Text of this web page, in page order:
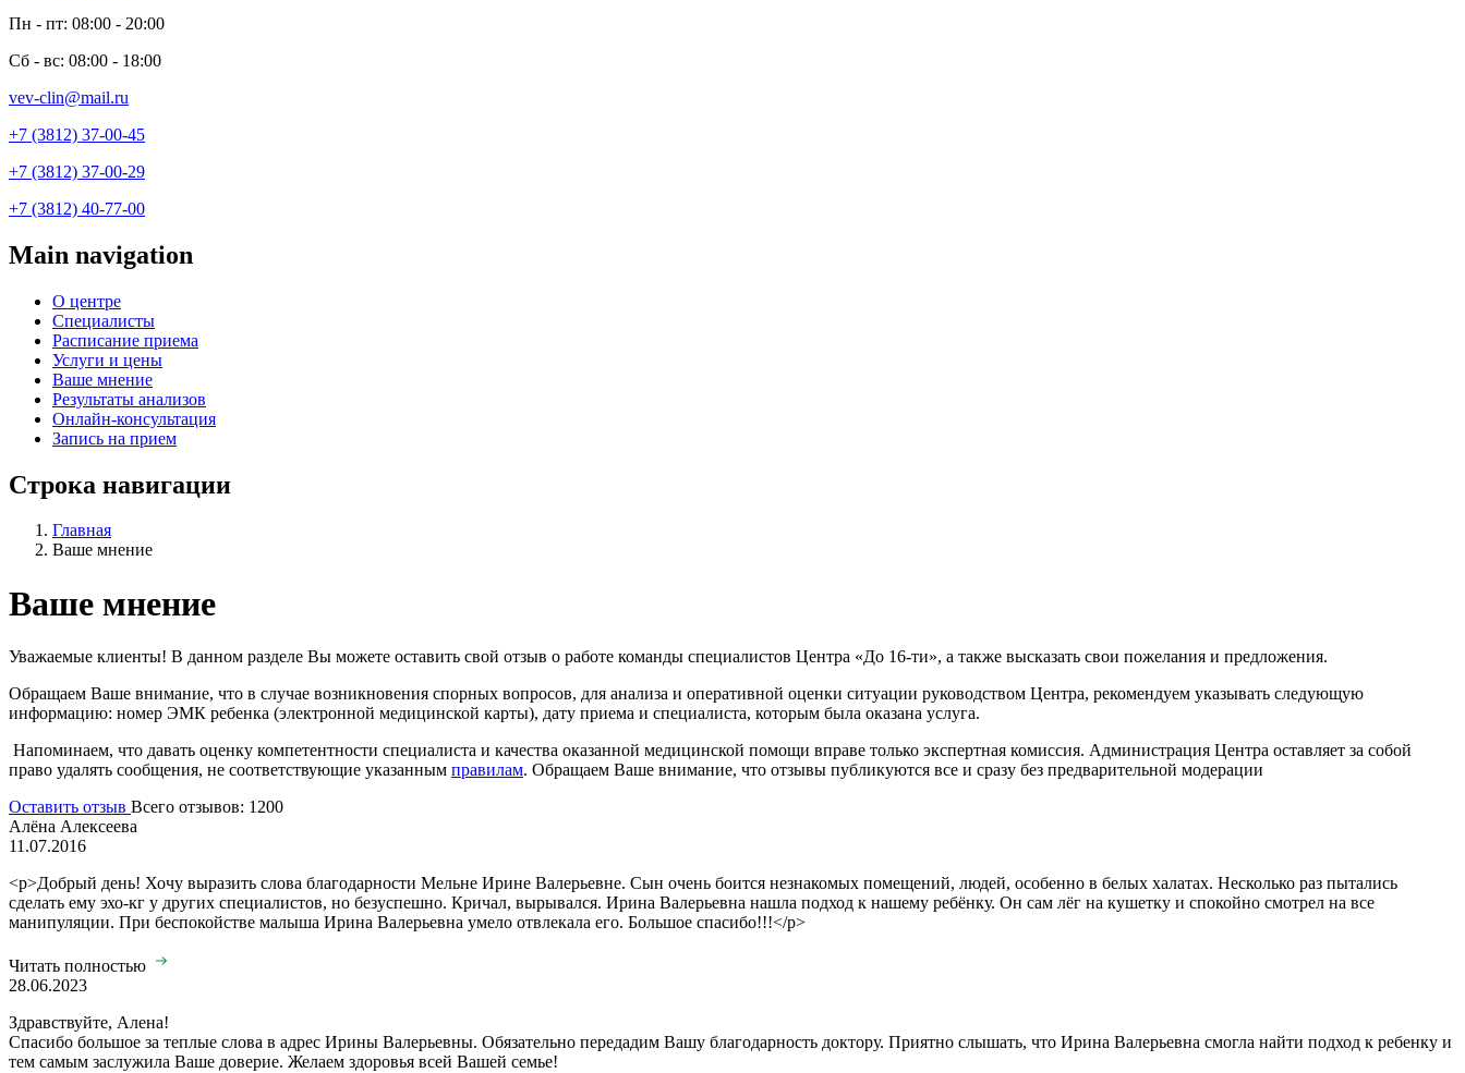
Пн - пт: 08:00 - 20:00
Сб - вс: 08:00 - 18:00
vev-clin@mail.ru
+7 (3812) 37-00-45
+7 (3812) 37-00-29
+7 (3812) 40-77-00
Main navigation
О центре
Специалисты
Расписание приема
Услуги и цены
Ваше мнение
Результаты анализов
Онлайн-консультация
Запись на прием
Строка навигации
Главная
Ваше мнение
Ваше мнение
Уважаемые клиенты! В данном разделе Вы можете оставить свой отзыв о работе команды специалистов Центра «До 16-ти», а также высказать свои пожелания и предложения.
Обращаем Ваше внимание, что в случае возникновения спорных вопросов, для анализа и оперативной оценки ситуации руководством Центра, рекомендуем указывать следующую
информацию: номер ЭМК ребенка (электронной медицинской карты), дату приема и специалиста, которым была оказана услуга.
Напоминаем, что давать оценку компетентности специалиста и качества оказанной медицинской помощи вправе только экспертная комиссия. Администрация Центра оставляет за собой
право удалять сообщения, не соответствующие указанным правилам. Обращаем Ваше внимание, что отзывы публикуются все и сразу без предварительной модерации
Оставить отзыв Всего отзывов: 1200
Алёна Алексеева
11.07.2016
<p>Добрый день! Хочу выразить слова благодарности Мельне Ирине Валерьевне. Сын очень боится незнакомых помещений, людей, особенно в белых халатах. Несколько раз пытались
сделать ему эхо-кг у других специалистов, но безуспешно. Кричал, вырывался. Ирина Валерьевна нашла подход к нашему ребёнку. Он сам лёг на кушетку и спокойно смотрел на все
манипуляции. При беспокойстве малыша Ирина Валерьевна умело отвлекала его. Большое спасибо!!!</p>
Читать полностью
28.06.2023
Здравствуйте, Алена!
Спасибо большое за теплые слова в адрес Ирины Валерьевны. Обязательно передадим Вашу благодарность доктору. Приятно слышать, что Ирина Валерьевна смогла найти подход к ребенку и
тем самым заслужила Ваше доверие. Желаем здоровья всей Вашей семье!